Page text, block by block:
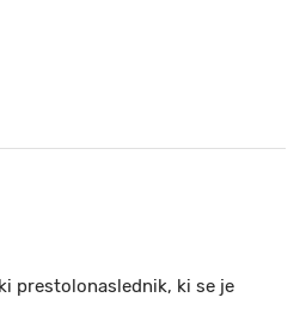
prestolonaslednik, ki se je